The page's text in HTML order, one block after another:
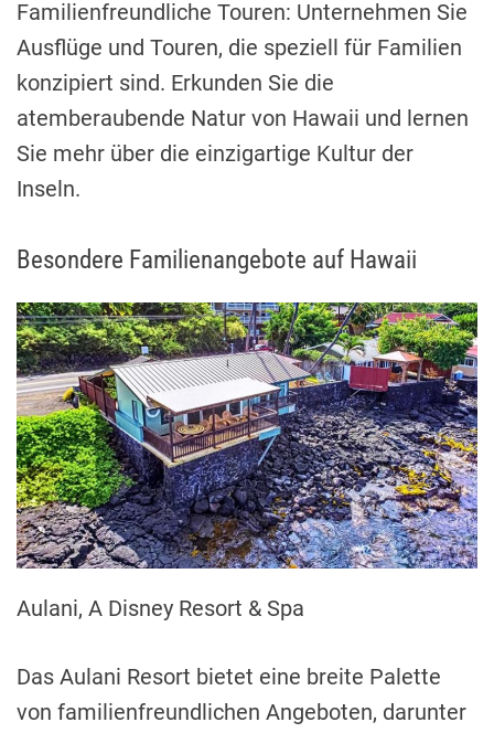
Familienfreundliche Touren: Unternehmen Sie
Ausflüge und Touren, die speziell für Familien
konzipiert sind. Erkunden Sie die
atemberaubende Natur von Hawaii und lernen
Sie mehr über die einzigartige Kultur der
Inseln.
Besondere Familienangebote auf Hawaii
Aulani, A Disney Resort & Spa
Das Aulani Resort bietet eine breite Palette
von familienfreundlichen Angeboten, darunter